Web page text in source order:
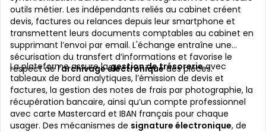
outils métier. Les indépendants reliés au cabinet créent
devis, factures ou relances depuis leur smartphone et
transmettent leurs documents comptables au cabinet en
supprimant l’envoi par email. L'échange entraîne une
sécurisation du transfert d’informations et favorise le
respect de l’archivage électroniquedes pièces.
La plateforme assure lagestion de trésorerieavec
tableaux de bord analytiques, l’émission de devis et
factures, la gestion des notes de frais par photographie, la
récupération bancaire, ainsi qu’un compte professionnel
avec carte Mastercard et IBAN français pour chaque
usager. Des mécanismes de signature électronique, de